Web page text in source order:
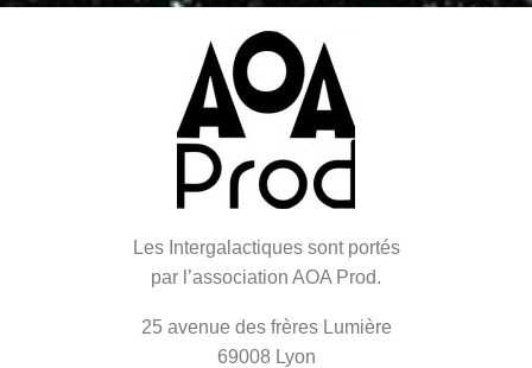
Les Intergalactiques sont portés
par l’association AOA Prod.
25 avenue des frères Lumière
69008 Lyon